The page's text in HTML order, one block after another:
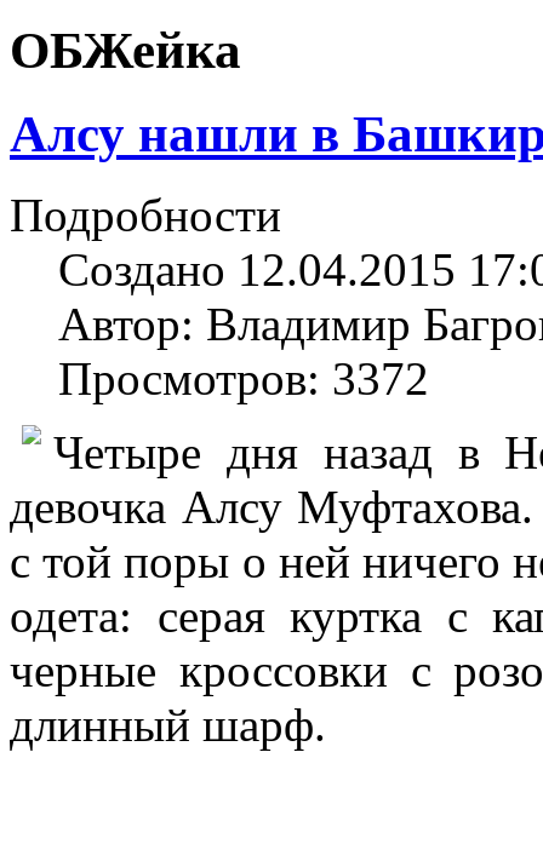
ОБЖейка
Алсу нашли в
Подробности
Создано 12.04.2015
Автор: Владимир
Просмотров: 3372
Четыре дня назад в
девочка Алсу
с той поры о ней ничего
одета: серая куртка с
черные кроссовки с
длинный шарф.